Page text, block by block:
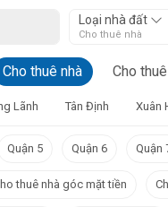
Loại nhà đất
Cho thuê nhà
Cho thuê nhà Cho
Lãnh Tân Định Xuân
Quận 5 Quận 6 Quận
thuê nhà góc mặt tiền